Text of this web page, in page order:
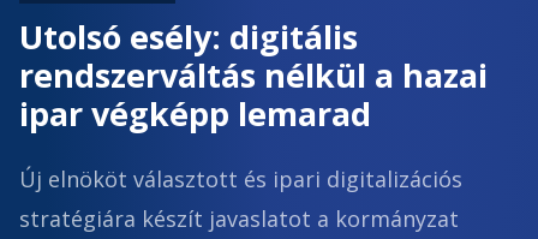
Utolsó esély: digitális
rendszerváltás nélkül a hazai
ipar végképp lemarad
Új elnököt választott és ipari digitalizációs
stratégiára készít javaslatot a kormányzat